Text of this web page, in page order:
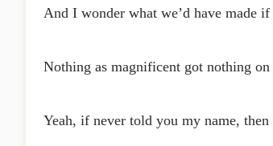
And I wonder what we’d have made
Nothing as magnificent got nothing on
Yeah, if never told you my name,